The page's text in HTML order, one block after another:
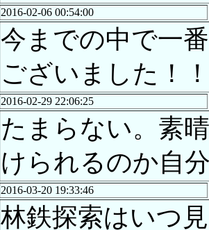
2016-02-06 00:54:00
今までの中で一
ございました！
2016-02-29 22:06:25
たまらない。素
けられるのか自
2016-03-20 19:33:46
林鉄探索はいつ